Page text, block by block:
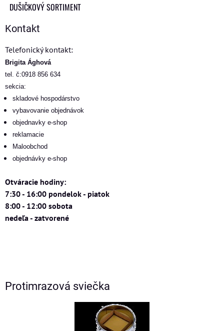
DUŠIČKOVÝ SORTIMENT
Kontakt
Telefonický kontakt:
Brigita Ághová
tel. č:0918 856 634
sekcia:
skladové hospodárstvo
vybavovanie objednávok
objednavky e-shop
reklamacie
Maloobchod
objednávky e-shop
Otváracie hodiny:
7:30 - 16:00 pondelok - piatok
8:00 - 12:00 sobota
nedeľa - zatvorené
Protimrazová sviečka